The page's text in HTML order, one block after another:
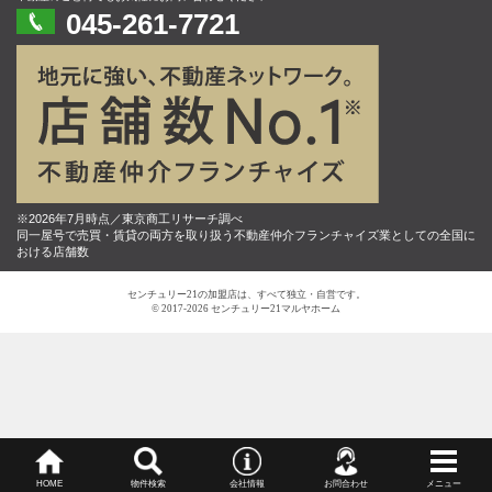
045-261-7721
※2026年7月時点／東京商工リサーチ調べ
同一屋号で売買・賃貸の両方を取り扱う不動産仲介フランチャイズ業としての全国に
おける店舗数
センチュリー21の加盟店は、すべて独立・自営です。
© 2017-2026 センチュリー21マルヤホーム
HOME 物件検索 会社情報 お問合わせ メニュー